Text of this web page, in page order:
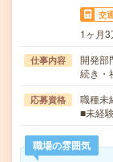
交
1ヶ月
仕事内容
開発部
続き・
応募資格
職種未
■未経
職場の雰囲気